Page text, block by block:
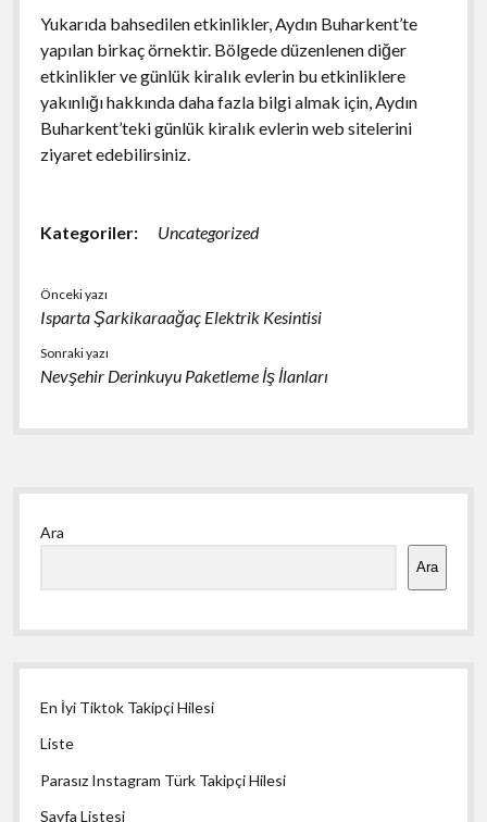
Yukarıda bahsedilen etkinlikler, Aydın Buharkent’te
yapılan birkaç örnektir. Bölgede düzenlenen diğer
etkinlikler ve günlük kiralık evlerin bu etkinliklere
yakınlığı hakkında daha fazla bilgi almak için, Aydın
Buharkent’teki günlük kiralık evlerin web sitelerini
ziyaret edebilirsiniz.
Kategoriler: Uncategorized
Önceki yazı
Isparta Şarkikaraağaç Elektrik Kesintisi
Sonraki yazı
Nevşehir Derinkuyu Paketleme İş İlanları
Yan
Menü
Ara
Ara
En İyi Tiktok Takipçi Hilesi
Liste
Parasız Instagram Türk Takipçi Hilesi
Sayfa Listesi